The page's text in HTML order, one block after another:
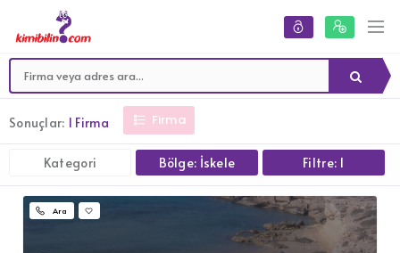
Sonuçlar: 1 Firma Firma
Kategori Bölge: İskele Filtre: 1
Ara